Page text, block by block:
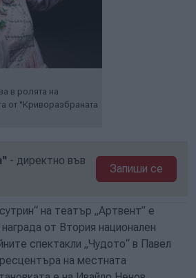
в ролята на
от "Криворазбраната
- директно във
Запиши се
на театър „Артвент” е
от Втория национален
спектакли „Чудото“ в Павел
на местната